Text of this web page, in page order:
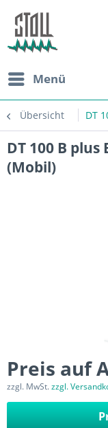
Menü
Übersicht DT
DT 100 B
(Mobil)
Preis auf
zzgl. MwSt.zzgl.